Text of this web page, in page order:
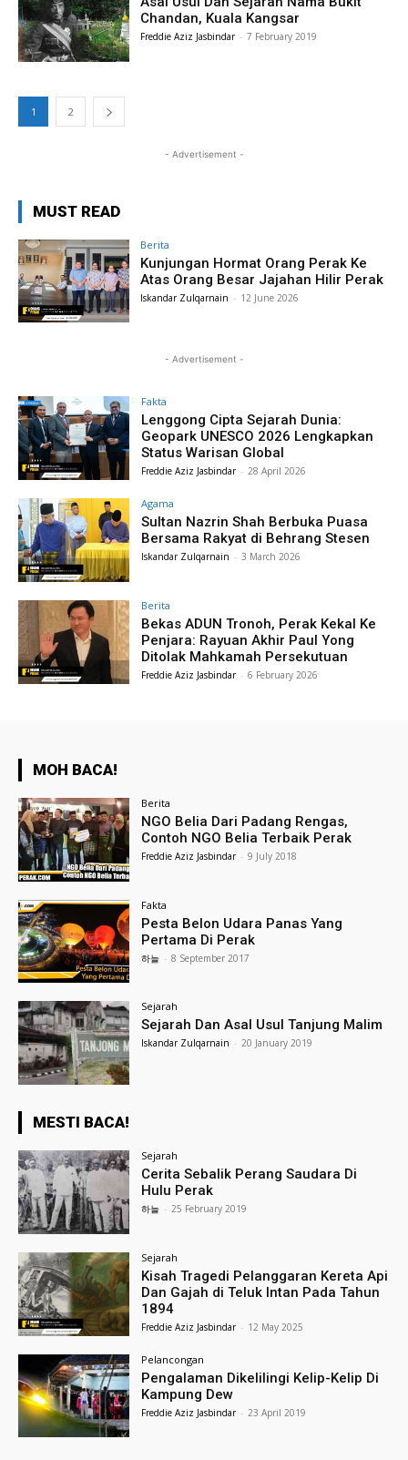
Chandan, Kuala Kangsar
Freddie Aziz Jasbindar - 7 February 2019
1 2
- Advertisement -
MUST READ
Berita
Kunjungan Hormat Orang Perak Ke
Atas Orang Besar Jajahan Hilir Perak
Iskandar Zulqarnain - 12 June 2026
- Advertisement -
Fakta
Lenggong Cipta Sejarah Dunia:
Geopark UNESCO 2026 Lengkapkan
Status Warisan Global
Freddie Aziz Jasbindar - 28 April 2026
Agama
Sultan Nazrin Shah Berbuka Puasa
Bersama Rakyat di Behrang Stesen
Iskandar Zulqarnain - 3 March 2026
Berita
Bekas ADUN Tronoh, Perak Kekal Ke
Penjara: Rayuan Akhir Paul Yong
Ditolak Mahkamah Persekutuan
Freddie Aziz Jasbindar - 6 February 2026
MOH BACA!
Berita
NGO Belia Dari Padang Rengas,
Contoh NGO Belia Terbaik Perak
Freddie Aziz Jasbindar - 9 July 2018
Fakta
Pesta Belon Udara Panas Yang
Pertama Di Perak
하늘 - 8 September 2017
Sejarah
Sejarah Dan Asal Usul Tanjung Malim
Iskandar Zulqarnain - 20 January 2019
MESTI BACA!
Sejarah
Cerita Sebalik Perang Saudara Di
Hulu Perak
하늘 - 25 February 2019
Sejarah
Kisah Tragedi Pelanggaran Kereta Api
Dan Gajah di Teluk Intan Pada Tahun
1894
Freddie Aziz Jasbindar - 12 May 2025
Pelancongan
Pengalaman Dikelilingi Kelip-Kelip Di
Kampung Dew
Freddie Aziz Jasbindar - 23 April 2019